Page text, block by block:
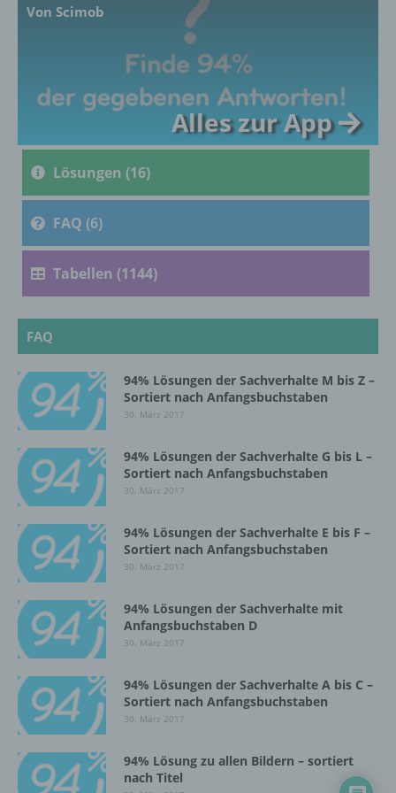
Von Scimob
Alles zur App
Lösungen (16)
FAQ (6)
Tabellen (1144)
FAQ
94% Lösungen der Sachverhalte M bis Z –
Sortiert nach Anfangsbuchstaben
30. März 2017
94% Lösungen der Sachverhalte G bis L –
Sortiert nach Anfangsbuchstaben
30. März 2017
94% Lösungen der Sachverhalte E bis F –
Sortiert nach Anfangsbuchstaben
30. März 2017
94% Lösungen der Sachverhalte mit
Anfangsbuchstaben D
30. März 2017
94% Lösungen der Sachverhalte A bis C –
Sortiert nach Anfangsbuchstaben
30. März 2017
94% Lösung zu allen Bildern – sortiert
nach Titel
c) Verarbeitung
Verarbeitung ist jeder mit oder ohne Hilfe
automatisierter Verfahren ausgeführte
Vorgang oder jede solche Vorgangsreihe im
Zusammenhang mit personenbezogenen
Daten wie das Erheben, das Erfassen, die
Organisation, das Ordnen, die Speicherung,
die Anpassung oder Veränderung, das
Auslesen, das Abfragen, die Verwendung,
Bereitstellung, den Abgleich oder die
d) Einschränkung der Verarbeitung
Einschränkung der Verarbeitung ist die
Markierung gespeicherter
personenbezogener Daten mit dem Ziel, ihre
künftige Verarbeitung einzuschränken.
e) Profiling
Profiling ist jede Art der automatisierten
Verarbeitung personenbezogener Daten, die
darin besteht, dass diese
personenbezogenen Daten verwendet
werden, um bestimmte persönliche Aspekte,
die sich auf eine natürliche Person beziehen,
bezüglich Arbeitsleistung, wirtschaftlicher
Lage, Gesundheit, persönlicher Vorlieben,
Interessen, Zuverlässigkeit, Verhalten,
natürlichen Person zu analysieren oder
vorherzusagen.